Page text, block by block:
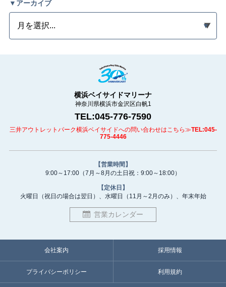
▼アーカイブ
横浜ベイサイドマリーナ
神奈川県横浜市金沢区白帆1
TEL:045-776-7590
三井アウトレットパーク横浜ベイサイドへの問い合わせはこちら≫TEL:045-
775-4446
【営業時間】
9:00～17:00 （7月～8月の土日祝：9:00～18:00）
【定休日】
火曜日（祝日の場合は翌日）、 水曜日（11月～2月のみ）、 年末年始
営業カレンダー
会社案内 採用情報
プライバシーポリシー 利用規約